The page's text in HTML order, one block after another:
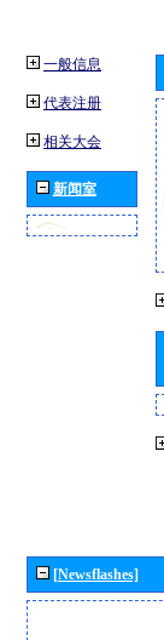
一般信息
代表注册
相关大会
新闻室
[Newsflashes]